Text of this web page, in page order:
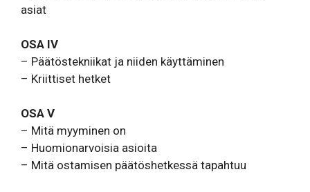
asiat
OSA IV
– Päätöstekniikat ja niiden käyttäminen
– Kriittiset hetket
OSA V
– Mitä myyminen on
– Huomionarvoisia asioita
– Mitä ostamisen päätöshetkessä tapahtuu